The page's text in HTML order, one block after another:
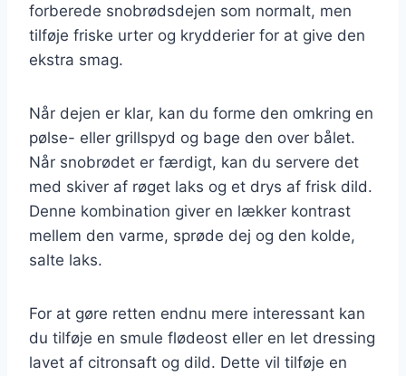
forberede snobrødsdejen som normalt, men
tilføje friske urter og krydderier for at give den
ekstra smag.
Når dejen er klar, kan du forme den omkring en
pølse- eller grillspyd og bage den over bålet.
Når snobrødet er færdigt, kan du servere det
med skiver af røget laks og et drys af frisk dild.
Denne kombination giver en lækker kontrast
mellem den varme, sprøde dej og den kolde,
salte laks.
For at gøre retten endnu mere interessant kan
du tilføje en smule flødeost eller en let dressing
lavet af citronsaft og dild. Dette vil tilføje en